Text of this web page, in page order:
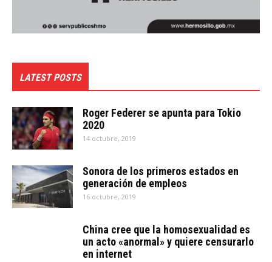
LATEST POSTS
Roger Federer se apunta para Tokio
2020
14 octubre, 2019
Sonora de los primeros estados en
generación de empleos
16 octubre, 2019
China cree que la homosexualidad es
un acto «anormal» y quiere censurarlo
en internet